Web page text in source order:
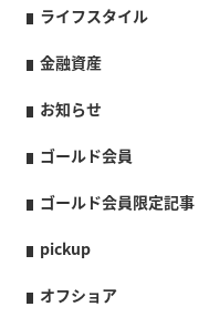
ライフスタイル
金融資産
お知らせ
ゴールド会員
ゴールド会員限定記事
pickup
オフショア